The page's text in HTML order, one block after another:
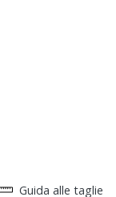
Guida alle taglie